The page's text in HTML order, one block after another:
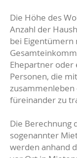
Die Höhe des
Anzahl der
bei Eigentümern
Ehepartner oder
Personen, die
füreinander zu
Die Berechnung
sogenannter
werden anhand